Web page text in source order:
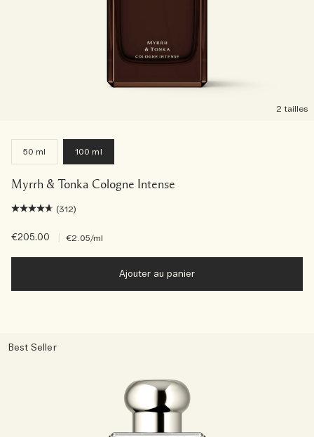
2 tailles
50 ml 100 ml
Myrrh & Tonka Cologne Intense
(312)
€205.00 €2.05/ml
Ajouter au panier
Best Seller